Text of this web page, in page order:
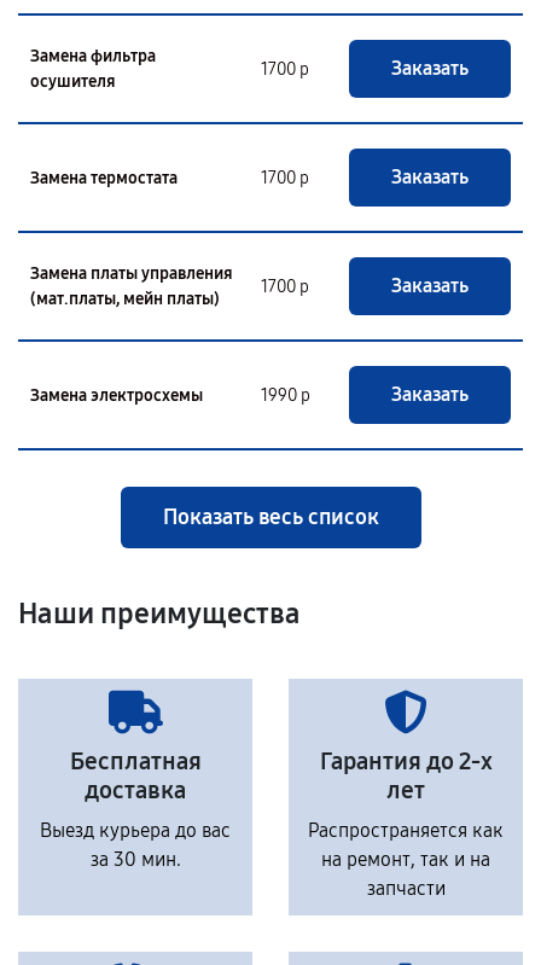
Замена фильтра
осушителя
1700 р Заказать
Замена термостата 1700 р Заказать
Замена платы управления
(мат.платы, мейн платы)
1700 р Заказать
Замена электросхемы 1990 р Заказать
Показать весь список
Наши преимущества
Бесплатная
доставка
Выезд курьера до вас
за 30 мин.
Гарантия до 2-х
лет
Распространяется как
на ремонт, так и на
запчасти